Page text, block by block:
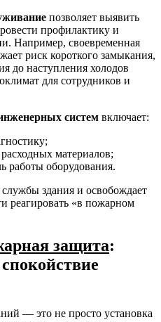
позволяет выявить
профилактику и
Например, своевременная
риск короткого замыкания,
до наступления холодов
для сотрудников и
систем включает:
материалов;
работы оборудования.
здания и освобождает
реагировать «в пожарном
защита:
— это не просто установка